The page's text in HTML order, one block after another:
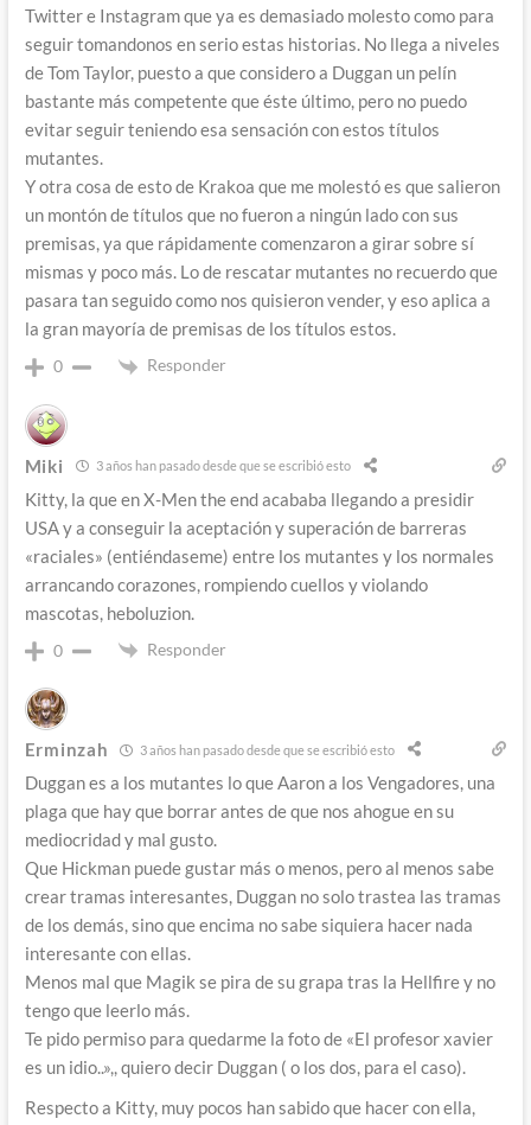
Twitter e Instagram que ya es demasiado molesto como para
seguir tomandonos en serio estas historias. No llega a niveles
de Tom Taylor, puesto a que considero a Duggan un pelín
bastante más competente que éste último, pero no puedo
evitar seguir teniendo esa sensación con estos títulos
mutantes.
Y otra cosa de esto de Krakoa que me molestó es que salieron
un montón de títulos que no fueron a ningún lado con sus
premisas, ya que rápidamente comenzaron a girar sobre sí
mismas y poco más. Lo de rescatar mutantes no recuerdo que
pasara tan seguido como nos quisieron vender, y eso aplica a
la gran mayoría de premisas de los títulos estos.
0 Responder
Miki 3 años han pasado desde que se escribió esto
Kitty, la que en X-Men the end acababa llegando a presidir
USA y a conseguir la aceptación y superación de barreras
«raciales» (entiéndaseme) entre los mutantes y los normales
arrancando corazones, rompiendo cuellos y violando
mascotas, heboluzion.
0 Responder
Erminzah 3 años han pasado desde que se escribió esto
Duggan es a los mutantes lo que Aaron a los Vengadores, una
plaga que hay que borrar antes de que nos ahogue en su
mediocridad y mal gusto.
Que Hickman puede gustar más o menos, pero al menos sabe
crear tramas interesantes, Duggan no solo trastea las tramas
de los demás, sino que encima no sabe siquiera hacer nada
interesante con ellas.
Menos mal que Magik se pira de su grapa tras la Hellfire y no
tengo que leerlo más.
Te pido permiso para quedarme la foto de «El profesor xavier
es un idio..»,, quiero decir Duggan ( o los dos, para el caso).
Respecto a Kitty, muy pocos han sabido que hacer con ella,